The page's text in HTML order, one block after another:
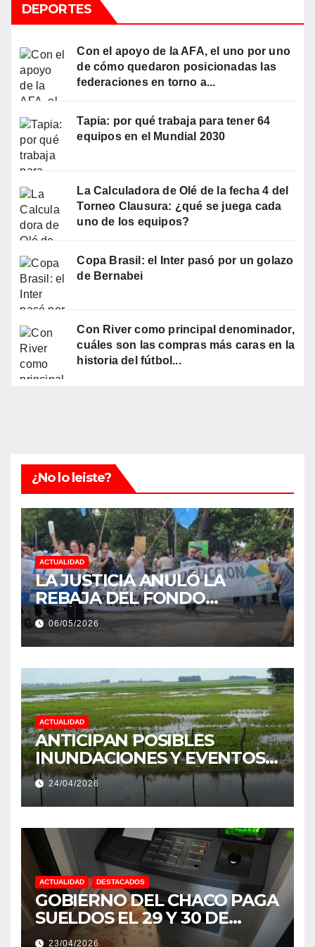
DEPORTES
Con el apoyo de la AFA, el uno por uno
de cómo quedaron posicionadas las
federaciones en torno a...
Tapia: por qué trabaja para tener 64
equipos en el Mundial 2030
La Calculadora de Olé de la fecha 4 del
Torneo Clausura: ¿qué se juega cada
uno de los equipos?
Copa Brasil: el Inter pasó por un golazo
de Bernabei
Con River como principal denominador,
cuáles son las compras más caras en la
historia del fútbol...
¿No lo leiste?
ACTUALIDAD
LA JUSTICIA ANULÓ LA
REBAJA DEL FONDO
ESTÍMULO A EMPLEADOS DE
PRODUCCIÓN DE LA
PROVINCIA DEL CHACO
06/05/2026
ACTUALIDAD
ANTICIPAN POSIBLES
INUNDACIONES Y EVENTOS
EXTREMOS: “PODRÍA SER UN
NIÑO MUY IMPORTANTE”
24/04/2026
ACTUALIDAD DESTACADOS
GOBIERNO DEL CHACO PAGA
SUELDOS EL 29 Y 30 DE
ABRIL, CON EL 2% DE
23/04/2026